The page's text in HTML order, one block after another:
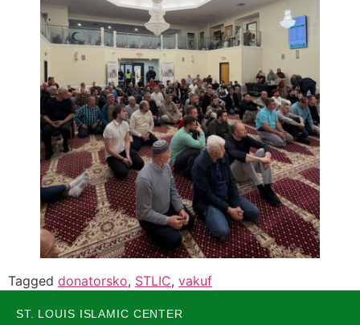
Tagged donatorsko, STLIC, vakuf
ST. LOUIS ISLAMIC CENTER